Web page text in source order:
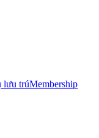
lưu trúMembership